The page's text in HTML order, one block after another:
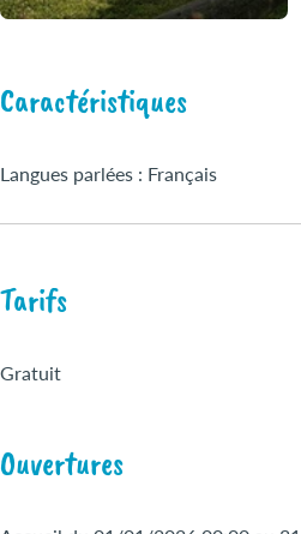
Caractéristiques
Langues parlées : Français
Tarifs
Gratuit
Ouvertures